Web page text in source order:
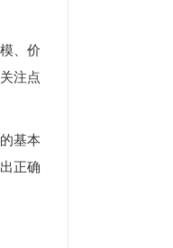
、价
注点
基本
正确